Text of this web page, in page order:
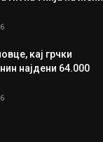
кај грчки
најдени 64.000